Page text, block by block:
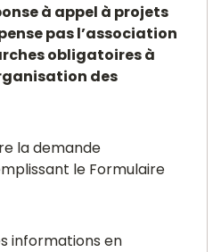
à appel à projets
pas l’association
obligatoires à
des
la demande
le Formulaire
informations en